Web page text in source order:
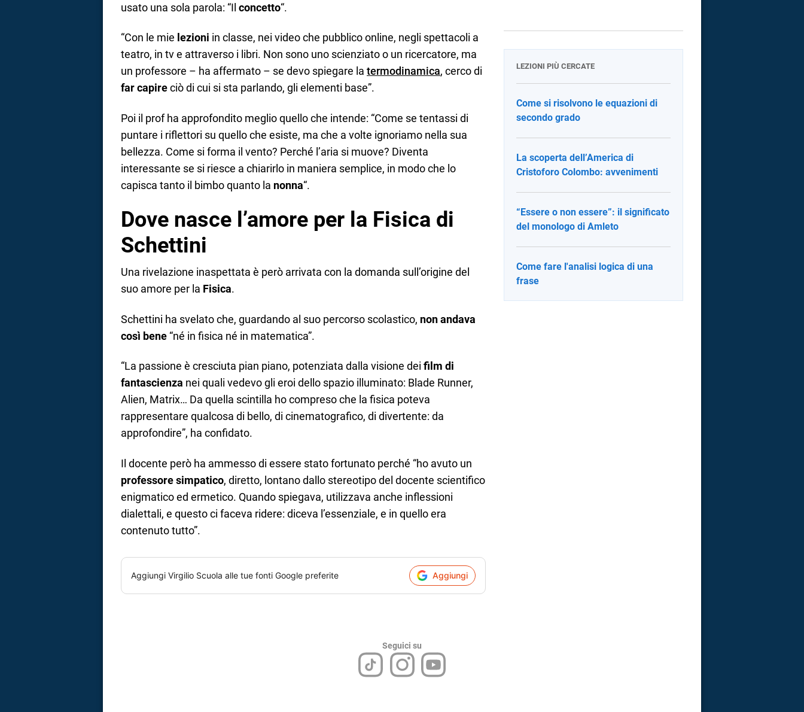
usato una sola parola: “Il concetto“.
“Con le mie lezioni in classe, nei video che pubblico online, negli spettacoli a
teatro, in tv e attraverso i libri. Non sono uno scienziato o un ricercatore, ma
un professore – ha affermato – se devo spiegare la termodinamica, cerco di
far capireciò di cui si sta parlando, gli elementi base”.
Poi il prof ha approfondito meglio quello che intende: “Come se tentassi di
puntare i riflettori su quello che esiste, ma che a volte ignoriamo nella sua
bellezza. Come si forma il vento? Perché l’aria si muove? Diventa
interessante se si riesce a chiarirlo in maniera semplice, in modo che lo
capisca tanto il bimbo quanto la nonna“.
Dove nasce l’amore per la Fisica di
Schettini
Una rivelazione inaspettata è però arrivata con la domanda sull’origine del
suo amore per la Fisica.
Schettini ha svelato che, guardando al suo percorso scolastico, non andava
così bene “né in fisica né in matematica”.
“La passione è cresciuta pian piano, potenziata dalla visione dei film di
fantascienza nei quali vedevo gli eroi dello spazio illuminato: Blade Runner,
Alien, Matrix… Da quella scintilla ho compreso che la fisica poteva
rappresentare qualcosa di bello, di cinematografico, di divertente: da
approfondire”, ha confidato.
Il docente però ha ammesso di essere stato fortunato perché “ho avuto un
professore simpatico, diretto, lontano dallo stereotipo del docente scientifico
enigmatico ed ermetico. Quando spiegava, utilizzava anche inflessioni
dialettali, e questo ci faceva ridere: diceva l’essenziale, e in quello era
contenuto tutto”.
Aggiungi Virgilio Scuola alle tue fonti Google preferite Aggiungi
LEZIONI PIÙ CERCATE
Come si risolvono le equazioni di
secondo grado
La scoperta dell’America di
Cristoforo Colombo: avvenimenti
“Essere o non essere”: il significato
del monologo di Amleto
Come fare l'analisi logica di una
frase
Seguici su